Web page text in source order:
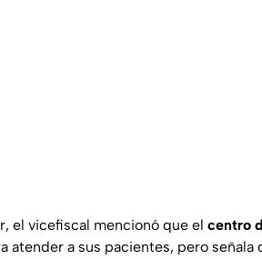
el vicefiscal mencionó que el centro
atender a sus pacientes, pero